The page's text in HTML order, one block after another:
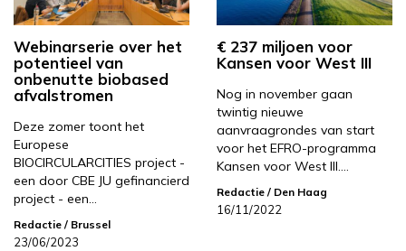
Webinarserie over het
potentieel van
onbenutte biobased
afvalstromen
Deze zomer toont het
Europese
BIOCIRCULARCITIES project -
een door CBE JU gefinancierd
project - een…
Redactie / Brussel
23/06/2023
€ 237 miljoen voor
Kansen voor West III
Nog in november gaan
twintig nieuwe
aanvraagrondes van start
voor het EFRO-programma
Kansen voor West III.…
Redactie / Den Haag
16/11/2022